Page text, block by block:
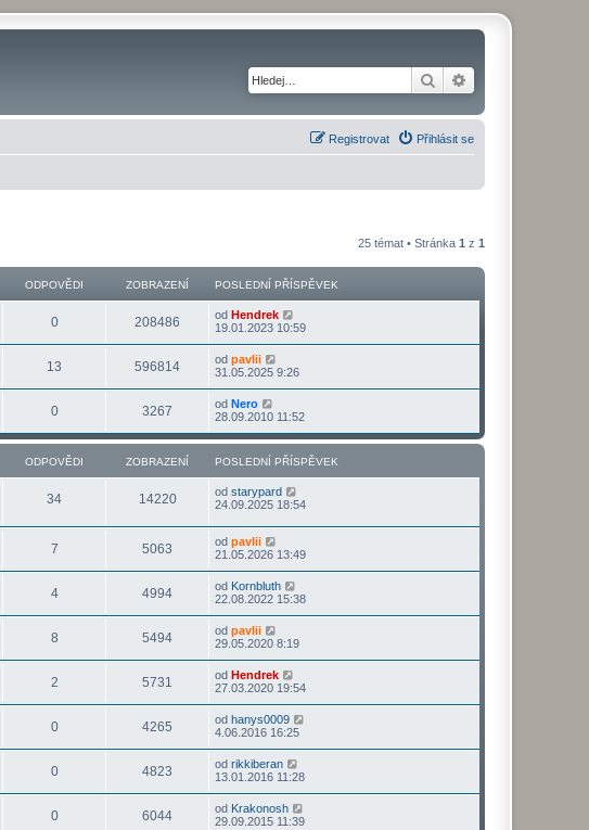
Hledat
Přihlásit se
Registrovat
25 témat • Stránka 1 z 1
ODPOVĚDI ZOBRAZENÍ POSLEDNÍ PŘÍSPĚVEK
0 208486 od Hendrek
19.01.2023 10:59
13 596814 od pavlii
31.05.2025 9:26
0 3267 od Nero
28.09.2010 11:52
ODPOVĚDI ZOBRAZENÍ POSLEDNÍ PŘÍSPĚVEK
34 14220 od starypard
24.09.2025 18:54
7 5063 od pavlii
21.05.2026 13:49
4 4994 od Kornbluth
22.08.2022 15:38
8 5494 od pavlii
29.05.2020 8:19
2 5731 od Hendrek
27.03.2020 19:54
0 4265 od hanys0009
4.06.2016 16:25
0 4823 od rikkiberan
13.01.2016 11:28
0 6044 od Krakonosh
29.09.2015 11:39